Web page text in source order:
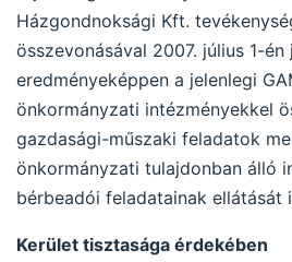
Házgondnoksági Kft.
összevonásával 2007. július 1-
eredményeképpen a jelenlegi
önkormányzati intézményekkel
gazdasági-műszaki feladatok
önkormányzati tulajdonban álló
bérbeadói feladatainak ellátását
Kerület tisztasága érdekében